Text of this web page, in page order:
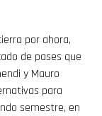
por ahora,
de pases que
y Mauro
para
semestre, en